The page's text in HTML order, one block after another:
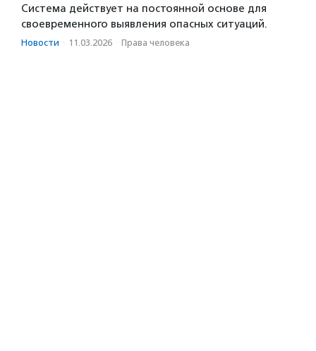
Система действует на постоянной основе для
своевременного выявления опасных ситуаций.
Новости · 11.03.2026 · Права человека